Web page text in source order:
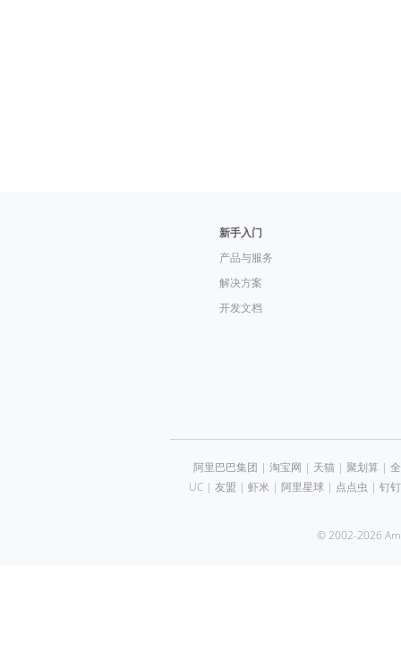
新手入门
产品与服务
解决方案
开发文档
阿里巴巴集团 | 淘宝网 | 天猫| 聚划算 |
UC| 友盟 | 虾米 | 阿里星球| 点点虫 | 钉钉
© 2002-2026